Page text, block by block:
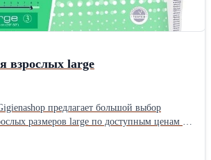
взрослых large
предлагает большой выбор
размеров large по доступным ценам в
материалов и имеет защиту от протеканий